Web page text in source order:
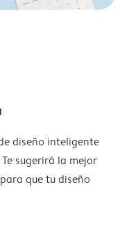
diseño inteligente
sugerirá la mejor
que tu diseño